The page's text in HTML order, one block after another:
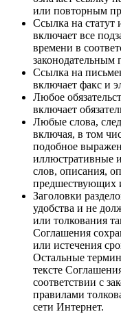
или повторным
Ссылка на статут
включает все
времени в
законодательным
Ссылка на
включает факс и
Любое
включает
Любые слова,
включая, в том
подобное
иллюстративные
слов, описания,
предшествующих
Заголовки
удобства и не
или толкования
Соглашения
или истечения
Остальные
тексте
соответствии с
правилами
сети Интернет.